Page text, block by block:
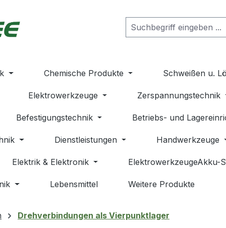
Chemische Produkte Schweißen u.
Elektrowerkzeuge Zerspannungstechnik
Befestigungstechnik Betriebs- und
Dienstleistungen Handwerkzeuge
Elektrik & Elektronik ElektrowerkzeugeAkku-
Lebensmittel Weitere Produkte
Drehverbindungen als Vierpunktlager